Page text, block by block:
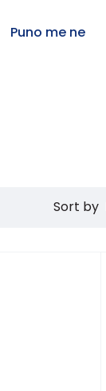
Puno me ne
Sort by